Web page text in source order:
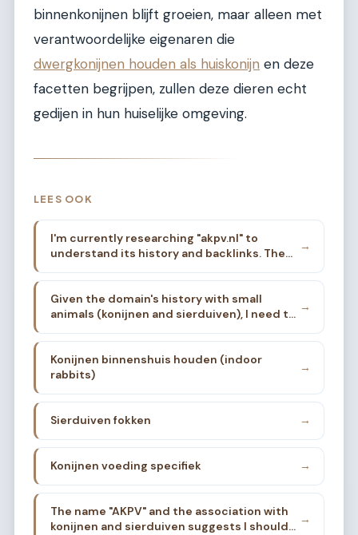
binnenkonijnen blijft groeien, maar alleen met
verantwoordelijke eigenaren die
dwergkonijnen houden als huiskonijn en deze
facetten begrijpen, zullen deze dieren echt
gedijen in hun huiselijke omgeving.
LEES OOK
I'm currently researching "akpv.nl" to
understand its history and backlinks. The
Kleindieren Vereniging AKPV in Hendrik-
Ido-Ambacht, focused on rabbits and
ornamental pigeons. Now I need to choose a
articles.
→
Given the domain's history with small
animals (konijnen and sierduiven), I need to
→
Konijnen binnenshuis houden (indoor
rabbits)
→
Sierduiven fokken →
Konijnen voeding specifiek →
The name "AKPV" and the association with
konijnen and sierduiven suggests I should
→